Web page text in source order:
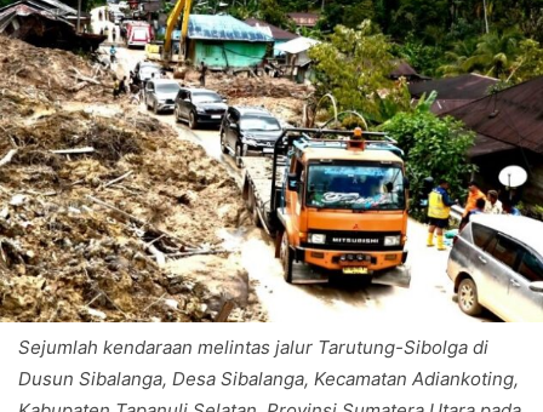
Sejumlah kendaraan melintas jalur Tarutung-Sibolga di
Dusun Sibalanga, Desa Sibalanga, Kecamatan Adiankoting,